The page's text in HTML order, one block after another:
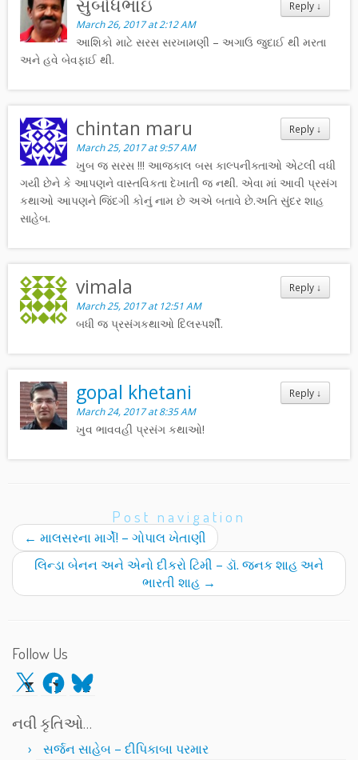
Reply ↓
March 26, 2017 at 2:12 AM
આશિકો માટે સરસ સરખામણી – અગાઉ જુદાઈ થી મરતા
અને હવે બેવફાઈ થી.
Reply ↓
chintan maru
March 25, 2017 at 9:57 AM
ખુબ જ સરસ !!! આજકાલ બસ કાલ્પનીક્તાઓ એટલી વધી
ગયી છેને કે આપણને વાસ્તવિકતા દેખાતી જ નથી. એવા માં આવી પ્રસંગ
કથાઓ આપણને જિંદગી કોનું નામ છે અએ બતાવે છે.અતિ સુંદર શાહ
સાહેબ.
Reply ↓
vimala
March 25, 2017 at 12:51 AM
બધી જ પ્રસંગકથાઓ દિલસ્પર્શી.
Reply ↓
gopal khetani
March 24, 2017 at 8:35 AM
ખુવ ભાવવહી પ્રસંગ કથાઓ!
Post navigation
← માલસરના માર્ગે! – ગોપાલ ખેતાણી
લિન્ડા બેનન અને એનો દીકરો ટિમી – ડૉ. જનક શાહ અને
ભારતી શાહ →
Follow Us
X Facebook
Bluesky
નવી કૃતિઓ…
સર્જન સાહેબ – દીપિકાબા પરમાર